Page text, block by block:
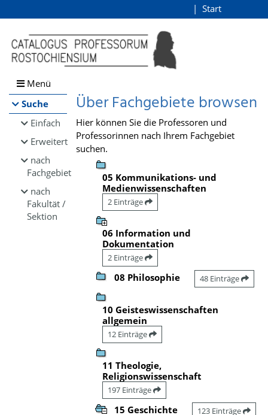
Browsen
direkt zum Inhalt
Start
Menü
Suche
Einfach
Erweitert
nach
Fachgebiet
nach
Fakultät /
Sektion
Über Fachgebiete browsen
Hier können Sie die Professoren und
Professorinnen nach Ihrem Fachgebiet
suchen.
05 Kommunikations- und
Medienwissenschaften
2 Einträge
06 Information und
Dokumentation
2 Einträge
08 Philosophie 48 Einträge
10 Geisteswissenschaften
allgemein
12 Einträge
11 Theologie,
Religionswissenschaft
197 Einträge
15 Geschichte 123 Einträge